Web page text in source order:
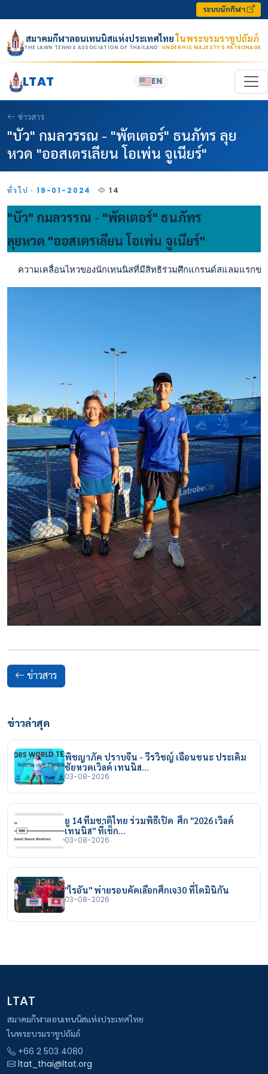
ระบบนักกีฬา
สมาคมกีฬาลอนเทนนิสแห่งประเทศไทยในพระบรมราชูปถัมภ์
THE LAWN TENNIS ASSOCIATION OF THAILAND · UNDER HIS MAJESTY’S PATRONAGE
LTAT EN
ข่าวสาร
"บัว" กมลวรรณ - "พัตเตอร์" ธนภัทร ลุย
หวด "ออสเตรเลียน โอเพ่น จูเนียร์"
ทั่วไป · 19-01-2024 14
"บัว" กมลวรรณ - "พัตเตอร์" ธนภัทร
ลุยหวด "ออสเตรเลียน โอเพ่น จูเนียร์"
ความเคลื่อนไหวของนักเทนนิสที่มีสิทธิร่วมศึกแกรนด์สแลมแรกข
ข่าวสาร
ข่าวล่าสุด
พิชญาภัค ปราบจีน - วีรวิชญ์ เฉือนชนะ ประเดิม
ชัยหวดเวิลด์ เทนนิส…
03-08-2026
ยู 14 ทีมชาติไทย ร่วมพิธีเปิด ศึก "2026 เวิลด์
เทนนิส" ที่เช็ก…
03-08-2026
"ไรอัน" พ่ายรอบคัดเลือกศึกเจ30 ที่โดมินิกัน
03-08-2026
LTAT
สมาคมกีฬาลอนเทนนิสแห่งประเทศไทย
ในพระบรมราชูปถัมภ์
+66 2 503 4080
ltat_thai@ltat.org